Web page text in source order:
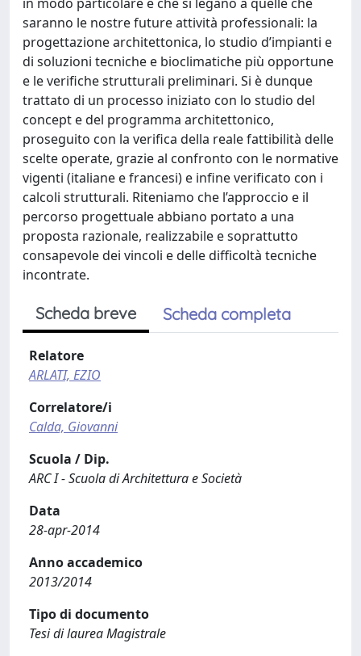
saranno le nostre future attività professionali: la
progettazione architettonica, lo studio d’impianti e
di soluzioni tecniche e bioclimatiche più opportune
e le verifiche strutturali preliminari. Si è dunque
trattato di un processo iniziato con lo studio del
concept e del programma architettonico,
proseguito con la verifica della reale fattibilità delle
scelte operate, grazie al confronto con le normative
vigenti (italiane e francesi) e infine verificato con i
calcoli strutturali. Riteniamo che l’approccio e il
percorso progettuale abbiano portato a una
proposta razionale, realizzabile e soprattutto
consapevole dei vincoli e delle difficoltà tecniche
incontrate.
Scheda breve Scheda completa
Relatore
ARLATI, EZIO
Correlatore/i
Calda, Giovanni
Scuola / Dip.
ARC I - Scuola di Architettura e Società
Data
28-apr-2014
Anno accademico
2013/2014
Tipo di documento
Tesi di laurea Magistrale